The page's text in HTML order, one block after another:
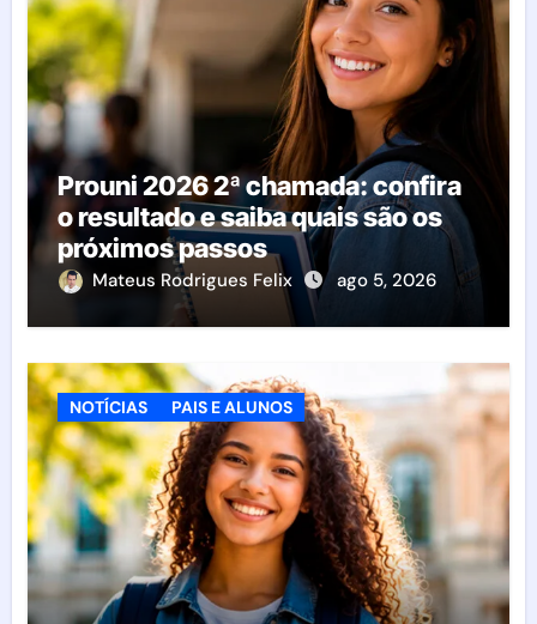
Prouni 2026 2ª chamada: confira
o resultado e saiba quais são os
próximos passos
Mateus Rodrigues Felix ago 5, 2026
NOTÍCIAS PAIS E ALUNOS